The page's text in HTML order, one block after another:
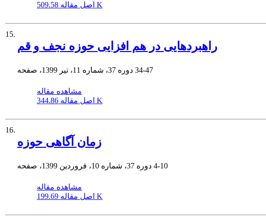
اصل مقاله 509.58 K
15.
راهبردهایی در هم افزایی حوزه نجف و قم
34-47
مشاهده مقاله
اصل مقاله 344.86 K
16.
زمان آگاهی حوزه
4-10
مشاهده مقاله
اصل مقاله 199.69 K